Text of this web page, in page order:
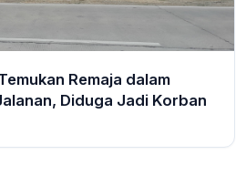
Remaja dalam
Diduga Jadi Korban